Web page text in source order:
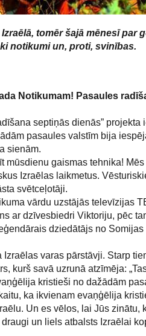
tomēr šajā mēnesī par
notikumi un, proti, svinības.
Notikumam! Pasaules
septiņās dienās” projekta
pasaules valstīm bija
sienām.
mūsdienu gaismas tehnika! Mēs
Izraēlas laikmetus.
svētceļotāji.
vārdu uzstājās televīzijas
ar dzīvesbiedri Viktoriju, pēc
dziedātājs no Somijas
varas pārstāvji. Starp
kurš savā uzrunā atzīmēja:
kristieši no dažādām
ka ikvienam evaņģēlija
Un es vēlos, lai Jūs zinātu,
un liels atbalsts Izraēlai